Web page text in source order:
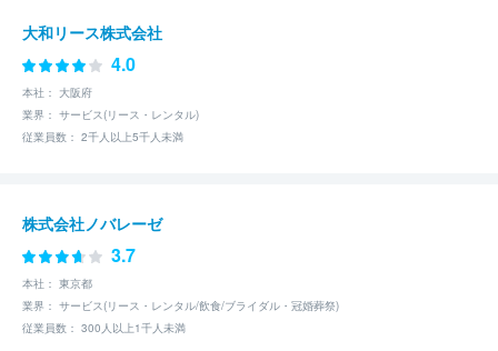
大和リース株式会社
4.0
本社： 大阪府
業界： サービス(リース・レンタル)
従業員数： 2千人以上5千人未満
株式会社ノバレーゼ
3.7
本社： 東京都
業界： サービス(リース・レンタル/飲食/ブライダル・冠婚葬祭)
従業員数： 300人以上1千人未満